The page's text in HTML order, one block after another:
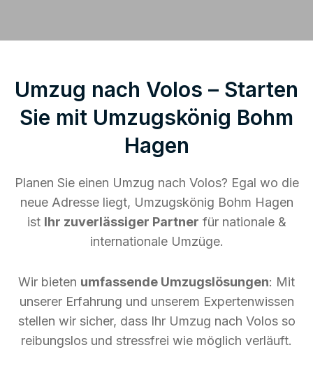
Umzug nach Volos – Starten
Sie mit Umzugskönig Bohm
Hagen
Planen Sie einen Umzug nach Volos? Egal wo die
neue Adresse liegt, Umzugskönig Bohm Hagen
ist Ihr zuverlässiger Partner für nationale &
internationale Umzüge.
Wir bieten umfassende Umzugslösungen: Mit
unserer Erfahrung und unserem Expertenwissen
stellen wir sicher, dass Ihr Umzug nach Volos so
reibungslos und stressfrei wie möglich verläuft.